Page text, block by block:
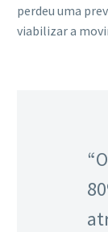
perdeu uma
viabilizar a